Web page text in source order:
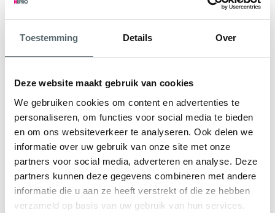
Toestemming Details Over
Deze website maakt gebruik van cookies
We gebruiken cookies om content en advertenties te
personaliseren, om functies voor social media te bieden
en om ons websiteverkeer te analyseren. Ook delen we
informatie over uw gebruik van onze site met onze
partners voor social media, adverteren en analyse. Deze
partners kunnen deze gegevens combineren met andere
informatie die u aan ze heeft verstrekt of die ze hebben
verzameld op basis van uw gebruik van hun services.
Wilt u weten hoeveel subsidie u kunt krijgen voor nieuwe
kunststof kozijnen, HR++ glas of andere
verduurzamingsmaatregelen? Hepro helpt u graag verder.
onze specialisten samen met u de mogelijkheden voor uw
woning. We geven direct inzicht in de subsidieregeling Nij
Begun en eventuele aanvullende regelingen.
U ontvangt een persoonlijk advies en een heldere offerte
op maat, zodat u precies weet waar u aan toe bent.